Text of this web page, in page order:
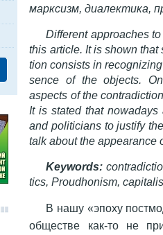
марксизм, диалектика,
Different approaches
this article. It is shown
tion consists in
sence of the objects.
aspects of the
It is stated that
and politicians to justify
talk about the appearance
Keywords:
tics, Proudhonism,
В нашу «эпоху
обществе как-то не